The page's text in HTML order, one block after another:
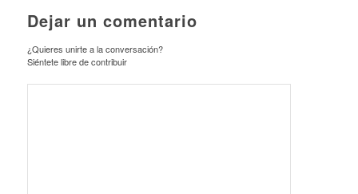
Dejar un comentario
¿Quieres unirte a la conversación?
Siéntete libre de contribuir